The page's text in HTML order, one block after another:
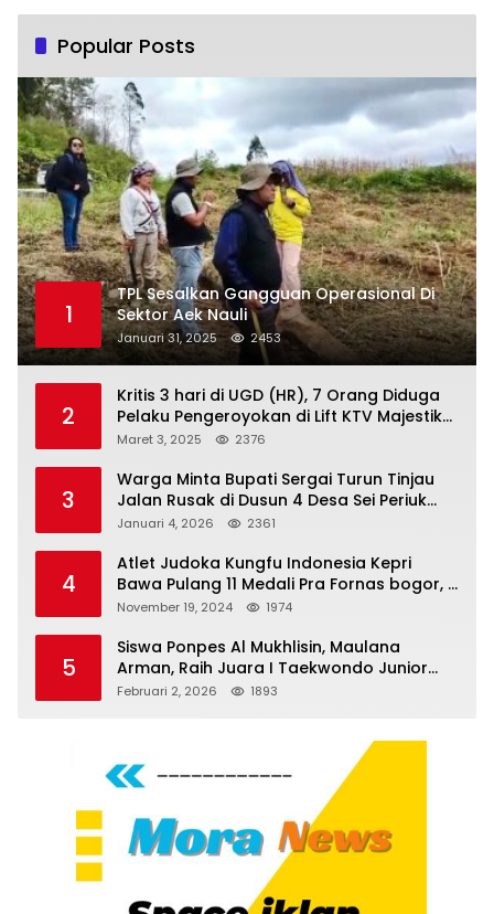
Popular Posts
1
TPL Sesalkan Gangguan Operasional Di
Sektor Aek Nauli
Januari 31, 2025 2453
2
Kritis 3 hari di UGD (HR), 7 Orang Diduga
Pelaku Pengeroyokan di Lift KTV Majestik
Melenggang Bebas, Kantor Hukum JAP
Tanjungpinang
Maret 3, 2025 2376
3
Warga Minta Bupati Sergai Turun Tinjau
Jalan Rusak di Dusun 4 Desa Sei Periuk
Serdang Bedagai
Januari 4, 2026 2361
4
Atlet Judoka Kungfu Indonesia Kepri
Bawa Pulang 11 Medali Pra Fornas bogor, 3
Emas dan 8 Perunggu.
November 19, 2024 1974
5
Siswa Ponpes Al Mukhlisin, Maulana
Arman, Raih Juara I Taekwondo Junior
Putra di Riau National Championship 2026
Februari 2, 2026 1893